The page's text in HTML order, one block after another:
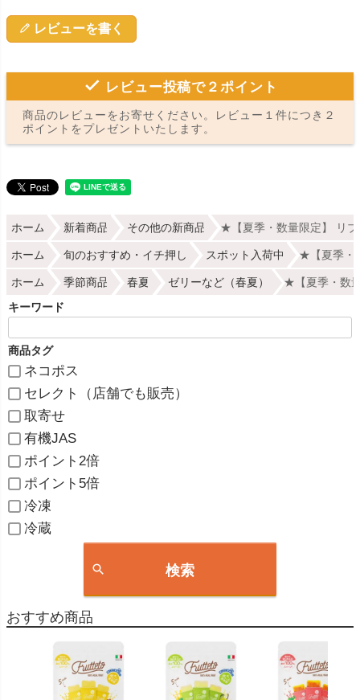
レビューを書く
レビュー投稿で２ポイント
商品のレビューをお寄せください。レビュー１件につき２
ポイントをプレゼントいたします。
ホーム 新着商品 その他の新商品 ★【夏季・数量限定】 リ
ホーム 旬のおすすめ・イチ押し スポット入荷中 ★【夏季・
ホーム 季節商品 春夏 ゼリーなど（春夏） ★【夏季・数
キーワード
商品タグ
ネコポス
セレクト（店舗でも販売）
取寄せ
有機JAS
ポイント2倍
ポイント5倍
冷凍
冷蔵
検索
おすすめ商品